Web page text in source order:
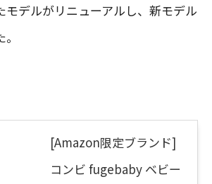
モデルがリニューアルし、新モデル
[Amazon限定ブランド]
コンビ fugebaby ベビー